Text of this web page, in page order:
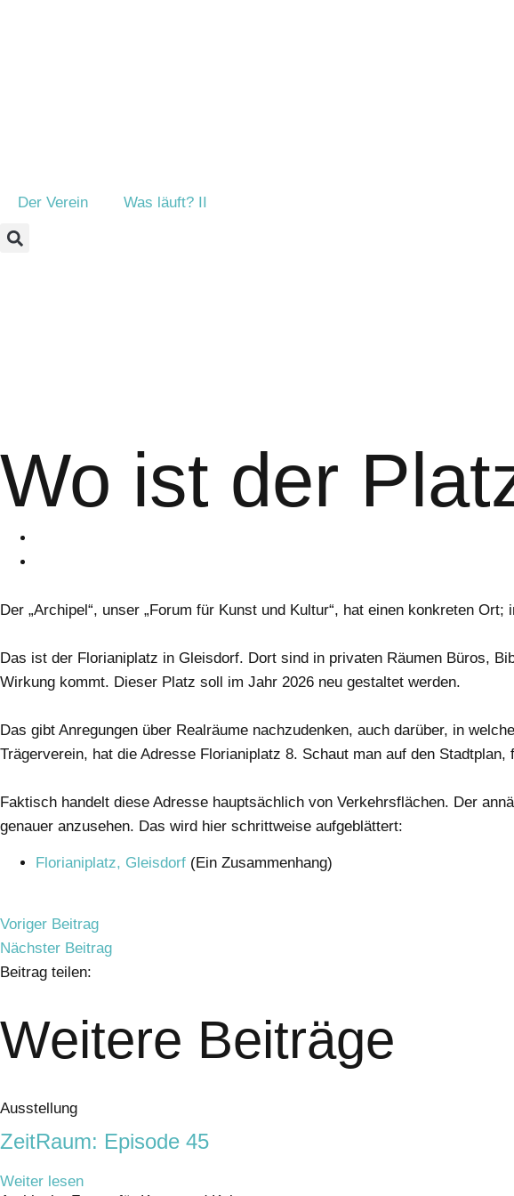
Der Verein Was läuft? II
Wo ist der
Der „Archipel“, unser „Forum für Kunst und Kultur“, hat einen konkreten
Das ist der Florianiplatz in Gleisdorf. Dort sind in privaten Räumen Büros,
Wirkung kommt. Dieser Platz soll im Jahr 2026 neu gestaltet werden.
Das gibt Anregungen über Realräume nachzudenken, auch darüber, in
Trägerverein, hat die Adresse Florianiplatz 8. Schaut man auf den
Faktisch handelt diese Adresse hauptsächlich von Verkehrsflächen. Der
genauer anzusehen. Das wird hier schrittweise aufgeblättert:
Florianiplatz, Gleisdorf (Ein Zusammenhang)
Voriger Beitrag
Nächster Beitrag
Beitrag teilen:
Weitere Beiträge
Ausstellung
ZeitRaum: Episode 45
Weiter lesen